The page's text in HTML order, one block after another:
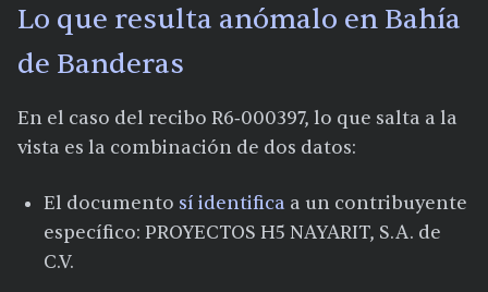
Lo que resulta anómalo en Bahía
de Banderas
En el caso del recibo R6‑000397, lo que salta a la
vista es la combinación de dos datos:
El documento sí identifica a un contribuyente
específico: PROYECTOS H5 NAYARIT, S.A. de
C.V.